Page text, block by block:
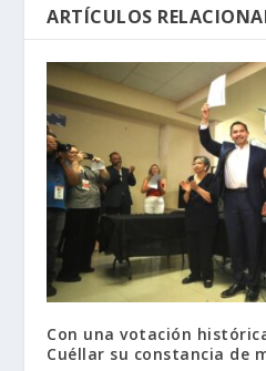
ARTÍCULOS
Con una votación
Cuéllar su constancia de